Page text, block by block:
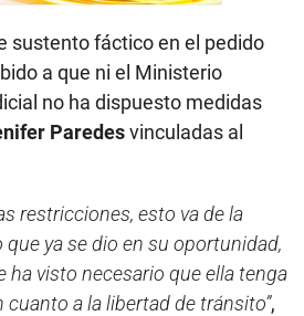
sustento fáctico en el pedido
a que ni el Ministerio
no ha dispuesto medidas
Paredesvinculadas al
restricciones, esto va de la
ya se dio en su oportunidad,
ha visto necesario que ella tenga
a la libertad de tránsito”,